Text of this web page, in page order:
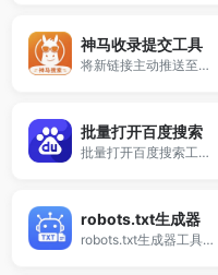
神马收录提交工具
将新链接主动推送至神马搜索的实用工具。
批量打开百度搜索
批量打开百度搜索工具，支持批量输入关键词，一键打开多个百度搜索结果页面，适用于SEO关键词分析、竞品调研、站长优化、市场调研等场景。无需下载，在线免费使用，提升工作效率。
robots.txt生成器
robots.txt生成器工具，支持自定义爬虫规则与禁止抓取路径，快速生成标准robots.txt文件，适用于网站SEO优化、搜索引擎抓取控制及站长管理，免费在线使用。